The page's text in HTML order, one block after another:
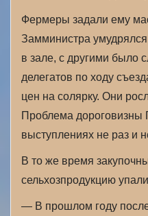
Фермеры задали ему
Замминистра
в зале, с другими было
делегатов по ходу
цен на солярку. Они
Проблема дороговизны
выступлениях не раз и
В то же время
сельхозпродукцию
— В прошлом году